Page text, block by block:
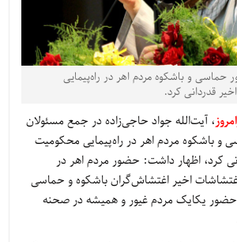
حماسی و باشکوه مردم اهر در راه‌پیمایی
قدردانی کرد.
، آیت‌الله جواد حاجی‌زاده در جمع مسئولان
و باشکوه مردم اهر در راه‌پیمایی محکومیت
کرد، اظهار داشت: حضور مردم اهر در
اخیر اغتشاش‌گران باشکوه و حماسی
حضور یکایک مردم غیور و همیشه در صحنه